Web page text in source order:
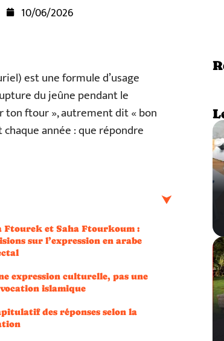
10/06/2026
est une formule d’usage
du jeûne pendant le
ton ftour », autrement dit « bon
année : que répondre
Ftourek et Saha Ftourkoum :
sur l’expression en arabe
expression culturelle, pas une
islamique
des réponses selon la